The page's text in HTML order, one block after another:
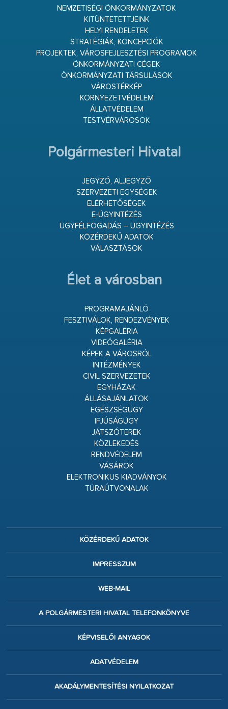
NEMZETISÉGI ÖNKORMÁNYZATOK
KITÜNTETETTJEINK
HELYI RENDELETEK
STRATÉGIÁK, KONCEPCIÓK
PROJEKTEK, VÁROSFEJLESZTÉSI PROGRAMOK
ÖNKORMÁNYZATI CÉGEK
ÖNKORMÁNYZATI TÁRSULÁSOK
VÁROSTÉRKÉP
KÖRNYEZETVÉDELEM
ÁLLATVÉDELEM
TESTVÉRVÁROSOK
Polgármesteri Hivatal
JEGYZŐ, ALJEGYZŐ
SZERVEZETI EGYSÉGEK
ELÉRHETŐSÉGEK
E-ÜGYINTÉZÉS
ÜGYFÉLFOGADÁS – ÜGYINTÉZÉS
KÖZÉRDEKŰ ADATOK
VÁLASZTÁSOK
Élet a városban
PROGRAMAJÁNLÓ
FESZTIVÁLOK, RENDEZVÉNYEK
KÉPGALÉRIA
VIDEÓGALÉRIA
KÉPEK A VÁROSRÓL
INTÉZMÉNYEK
CIVIL SZERVEZETEK
EGYHÁZAK
ÁLLÁSAJÁNLATOK
EGÉSZSÉGÜGY
IFJÚSÁGÜGY
JÁTSZÓTEREK
KÖZLEKEDÉS
RENDVÉDELEM
VÁSÁROK
ELEKTRONIKUS KIADVÁNYOK
TÚRAÚTVONALAK
KÖZÉRDEKŰ ADATOK
IMPRESSZUM
WEB-MAIL
A POLGÁRMESTERI HIVATAL TELEFONKÖNYVE
KÉPVISELŐI ANYAGOK
ADATVÉDELEM
AKADÁLYMENTESÍTÉSI NYILATKOZAT